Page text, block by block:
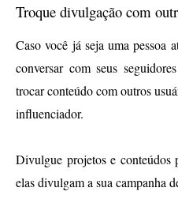
Troque divulgação com
Caso você já seja uma pessoa
conversar com seus
trocar conteúdo com outros
influenciador.
Divulgue projetos e conteúdos
elas divulgam a sua campanha